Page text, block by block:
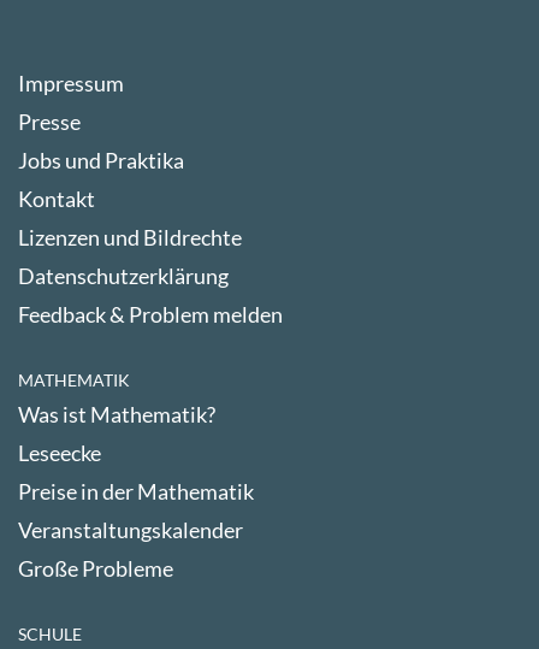
Impressum
Presse
Jobs und Praktika
Kontakt
Lizenzen und Bildrechte
Datenschutzerklärung
Feedback & Problem melden
MATHEMATIK
Was ist Mathematik?
Leseecke
Preise in der Mathematik
Veranstaltungskalender
Große Probleme
SCHULE